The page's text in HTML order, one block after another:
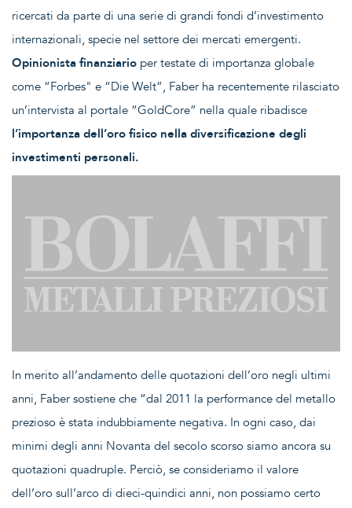
ricercati da parte di una serie di grandi fondi d’investimento
internazionali, specie nel settore dei mercati emergenti.
Opinionista finanziario per testate di importanza globale
come “Forbes" e “Die Welt”, Faber ha recentemente rilasciato
un’intervista al portale “GoldCore” nella quale ribadisce
l’importanza dell’oro fisico nella diversificazione degli
investimenti personali.
In merito all’andamento delle quotazioni dell’oro negli ultimi
anni, Faber sostiene che “dal 2011 la performance del metallo
prezioso è stata indubbiamente negativa. In ogni caso, dai
minimi degli anni Novanta del secolo scorso siamo ancora su
quotazioni quadruple. Perciò, se consideriamo il valore
dell’oro sull’arco di dieci-quindici anni, non possiamo certo